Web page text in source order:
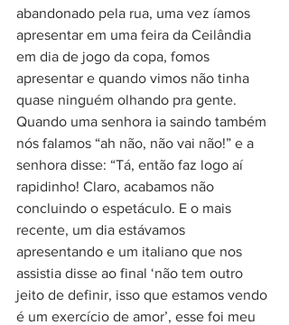
abandonado pela rua, uma vez íamos
apresentar em uma feira da Ceilândia
em dia de jogo da copa, fomos
apresentar e quando vimos não tinha
quase ninguém olhando pra gente.
Quando uma senhora ia saindo também
nós falamos “ah não, não vai não!” e a
senhora disse: “Tá, então faz logo aí
rapidinho! Claro, acabamos não
concluindo o espetáculo. E o mais
recente, um dia estávamos
apresentando e um italiano que nos
assistia disse ao final ‘não tem outro
jeito de definir, isso que estamos vendo
é um exercício de amor’, esse foi meu